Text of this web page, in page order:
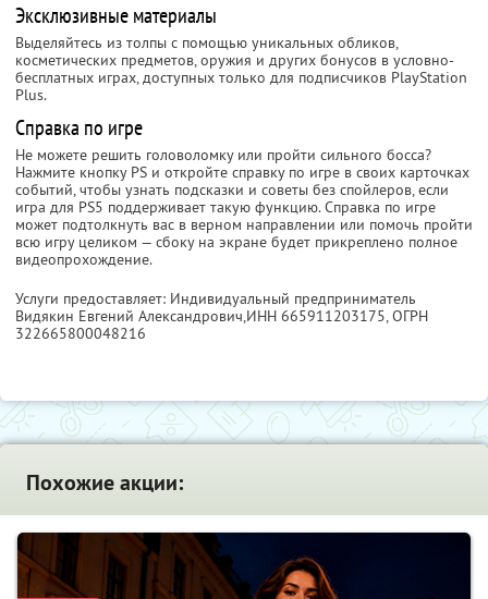
Эксклюзивные материалы
Выделяйтесь из толпы с помощью уникальных обликов,
косметических предметов, оружия и других бонусов в условно-
бесплатных играх, доступных только для подписчиков PlayStation
Plus.
Справка по игре
Не можете решить головоломку или пройти сильного босса?
Нажмите кнопку PS и откройте справку по игре в своих карточках
событий, чтобы узнать подсказки и советы без спойлеров, если
игра для PS5 поддерживает такую функцию.‎ Справка по игре
может подтолкнуть вас в верном направлении или помочь пройти
всю игру целиком — сбоку на экране будет прикреплено полное
видеопрохождение.
Услуги предоставляет: Индивидуальный предприниматель
Видякин Евгений Александрович,ИНН 665911203175, ОГРН
322665800048216
Похожие акции: